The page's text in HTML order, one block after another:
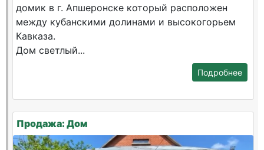
домик в г. Апшеронске который расположен
между кубанскими долинами и высокогорьем
Кавказа.
Дом светлый...
Подробнее
Продажа: Дом